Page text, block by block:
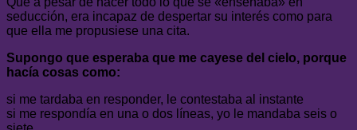
seducción, era incapaz de despertar su interés como para
que ella me propusiese una cita.
Supongo que esperaba que me cayese del cielo, porque
hacía cosas como:
si me tardaba en responder, le contestaba al instante
si me respondía en una o dos líneas, yo le mandaba seis o